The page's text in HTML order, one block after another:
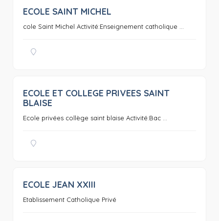
ECOLE SAINT MICHEL
cole Saint Michel Activité:Enseignement catholique ...
ECOLE ET COLLEGE PRIVEES SAINT
BLAISE
Ecole privées collège saint blaise Activité:Bac ...
ECOLE JEAN XXIII
Etablissement Catholique Privé